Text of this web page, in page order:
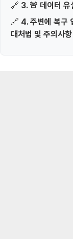
🔗 3. 🚨 데이터 유
🔗 4. 주변에 복구
대처법 및 주의사항